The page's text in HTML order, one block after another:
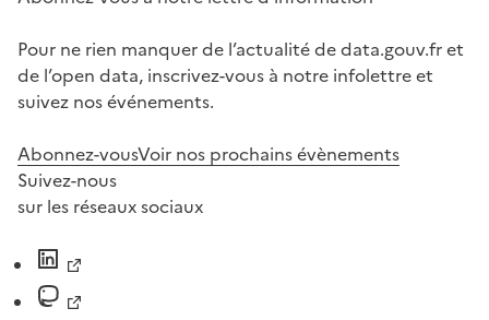
Pour ne rien manquer de l’actualité de data.gouv.fr et
de l’open data, inscrivez-vous à notre infolettre et
suivez nos événements.
Abonnez-vousVoir nos prochains évènements
Suivez-nous
sur les réseaux sociaux